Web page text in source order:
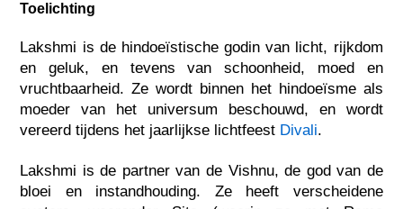
Toelichting
Lakshmi is de hindoeïstische godin van licht, rijkdom
en geluk, en tevens van schoonheid, moed en
vruchtbaarheid. Ze wordt binnen het hindoeïsme als
moeder van het universum beschouwd, en wordt
vereerd tijdens het jaarlijkse lichtfeest Divali.
Lakshmi is de partner van de Vishnu, de god van de
bloei en instandhouding. Ze heeft verscheidene